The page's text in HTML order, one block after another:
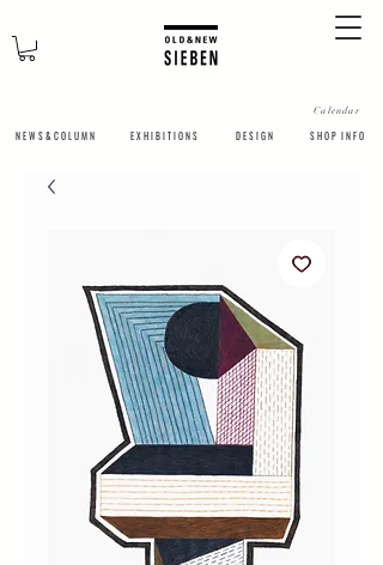
N E W S & C O L U M N
Calendar
​E X H I B I T I O N S D E S I G N S H O P I N F O